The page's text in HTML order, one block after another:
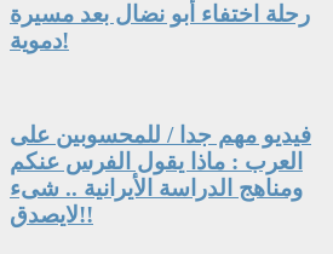
رحلة اختفاء أبو نضال بعد مسيرة
دموية!
فيديو مهم جدا / للمحسوبين على
العرب : ماذا يقول الفرس عنكم
ومناهج الدراسة الأيرانية .. شىء
لايصدق!!